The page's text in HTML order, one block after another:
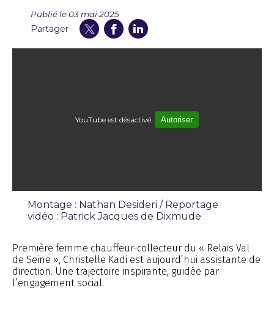
Publié le 03 mai 2025
Partager
YouTube est désactivé. Autoriser
Montage : Nathan Desideri / Reportage
vidéo : Patrick Jacques de Dixmude
Première femme chauffeur-collecteur du « Relais Val
de Seine », Christelle Kadi est aujourd’hui assistante de
direction. Une trajectoire inspirante, guidée par
l’engagement social.